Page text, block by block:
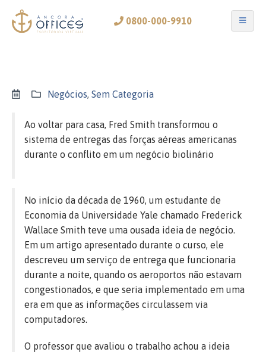
0800-000-9910
Negócios, Sem Categoria
Ao voltar para casa, Fred Smith transformou o
sistema de entregas das forças aéreas americanas
durante o conflito em um negócio biolinário
No início da década de 1960, um estudante de
Economia da Universidade Yale chamado Frederick
Wallace Smith teve uma ousada ideia de negócio.
Em um artigo apresentado durante o curso, ele
descreveu um serviço de entrega que funcionaria
durante a noite, quando os aeroportos não estavam
congestionados, e que seria implementado em uma
era em que as informações circulassem via
computadores.
O professor que avaliou o trabalho achou a ideia